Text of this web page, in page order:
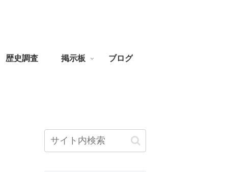
歴史調査 掲示板 ブログ